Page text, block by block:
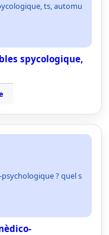
ts, automu
spycologique,
? quel s